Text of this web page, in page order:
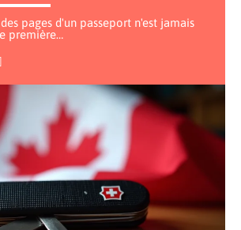
pages d'un passeport n'est jamais
première…